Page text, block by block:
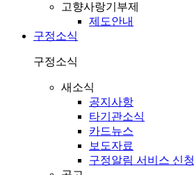
고향사랑기부제
제도안내
구정소식
구정소식
새소식
공지사항
타기관소식
카드뉴스
보도자료
구정알림 서비스 신청